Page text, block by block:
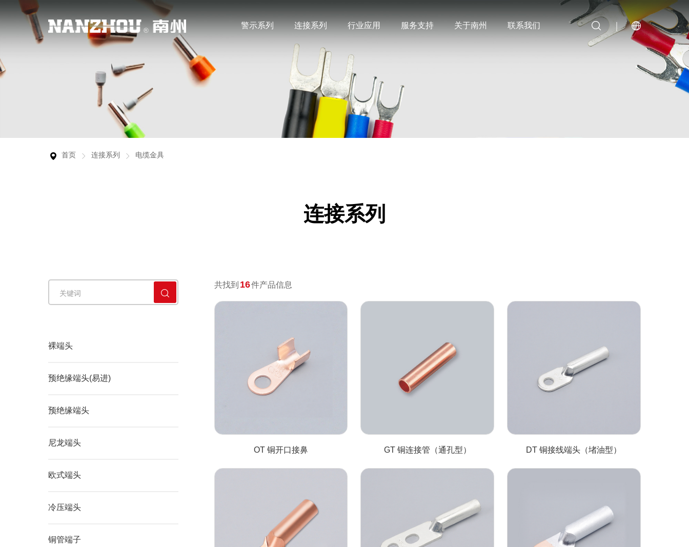
警示系列
警示灯 多层式（塔）灯
连接系列
裸端头 预绝缘端头(易进)
欧式端头 铜管端子
行业应用
产品广泛用于工业自动化、新能源行业、智能
物联网、特种车辆行业等领域。
机械设备
交通设施
科研机构
学校社区
文化娱乐
服务支持
从客户的实际需求出发，为客户提供真正有价
值的服务，帮助客户更好地使用产品。
产品常识
影音资源
样本下载
采购咨询
关于南州
浙江南州科技有限公司是专业的警示灯、警报
器、连接器的研发制造商之一，产品的研发、
生产严格执行相关行业产品技术标准，并已通
安全认证。
企业简介
发展历程
网上看厂
联系我们
连接你我，让沟通创新更多价值。
联系方式
地图导航
首页 连接系列 电缆金具
连接系列
裸端头
预绝缘端头(易进)
预绝缘端头
尼龙端头
欧式端头
冷压端头
铜管端子
共找到 16件产品信息
OT 铜开口接鼻 GT 铜连接管（通孔型） DT 铜接线端头（堵油型）